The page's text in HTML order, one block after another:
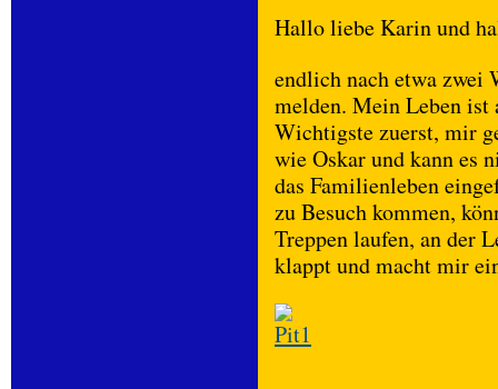
Hallo liebe Karin und
endlich nach etwa zwei
melden. Mein Leben ist
Wichtigste zuerst, mir
wie Oskar und kann es
das Familienleben
zu Besuch kommen,
Treppen laufen, an der
klappt und macht mir